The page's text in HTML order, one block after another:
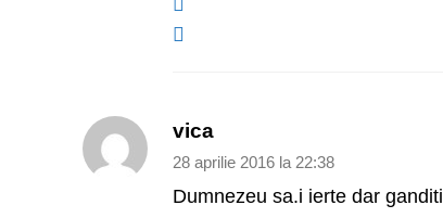
vica
28 aprilie 2016 la 22:38
Dumnezeu sa.i ierte dar